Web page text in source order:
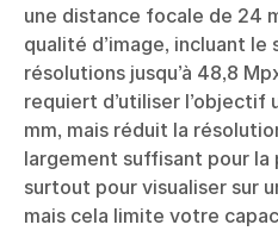
une distance focale de 24
qualité d’image, incluant le
résolutions jusqu’à 48,8
requiert d’utiliser l’objectif
mm, mais réduit la
largement suffisant pour la
surtout pour visualiser sur
mais cela limite votre